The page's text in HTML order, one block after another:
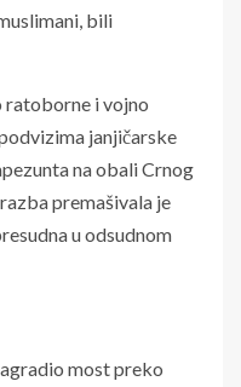
bili
ratoborne i vojno
janjičarske
na obali Crnog
premašivala je
u odsudnom
most preko